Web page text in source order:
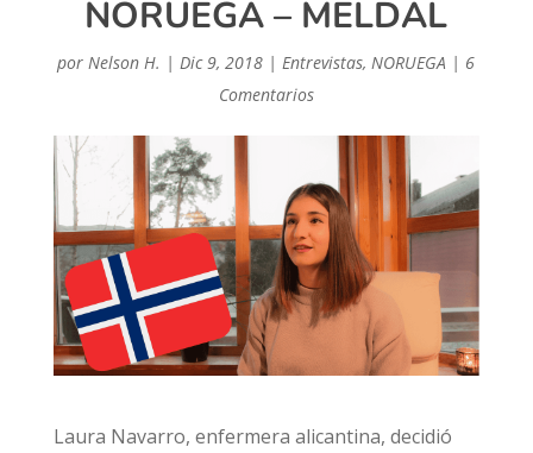
NORUEGA – MELDAL
porNelson H. |Dic 9, 2018 |Entrevistas,NORUEGA | 6
Comentarios
Laura Navarro, enfermera alicantina, decidió